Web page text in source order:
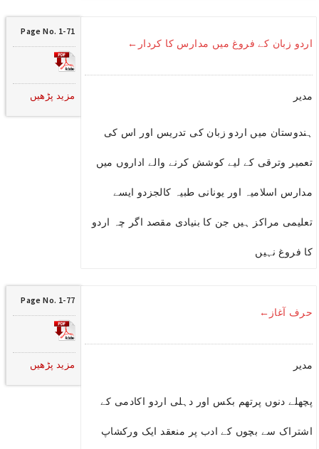
اردو زبان کے فروغ میں مدارس کا کردار←
مدیر
ہندوستان میں اردو زبان کی تدریس اور اس کی
تعمیر وترقی کے لیے کوشش کرنے والے اداروں میں
مدارس اسلامیہ اور یونانی طبیہ کالجزدو ایسے
تعلیمی مراکز ہیں جن کا بنیادی مقصد اگر چہ اردو
کا فروغ نہیں
Page No. 1-71
مزید پڑھیں
حرف آغاز←
مدیر
پچھلے دنوں پرتھم بکس اور دہلی اردو اکادمی کے
اشتراک سے بچوں کے ادب پر منعقد ایک ورکشاپ
Page No. 1-77
مزید پڑھیں